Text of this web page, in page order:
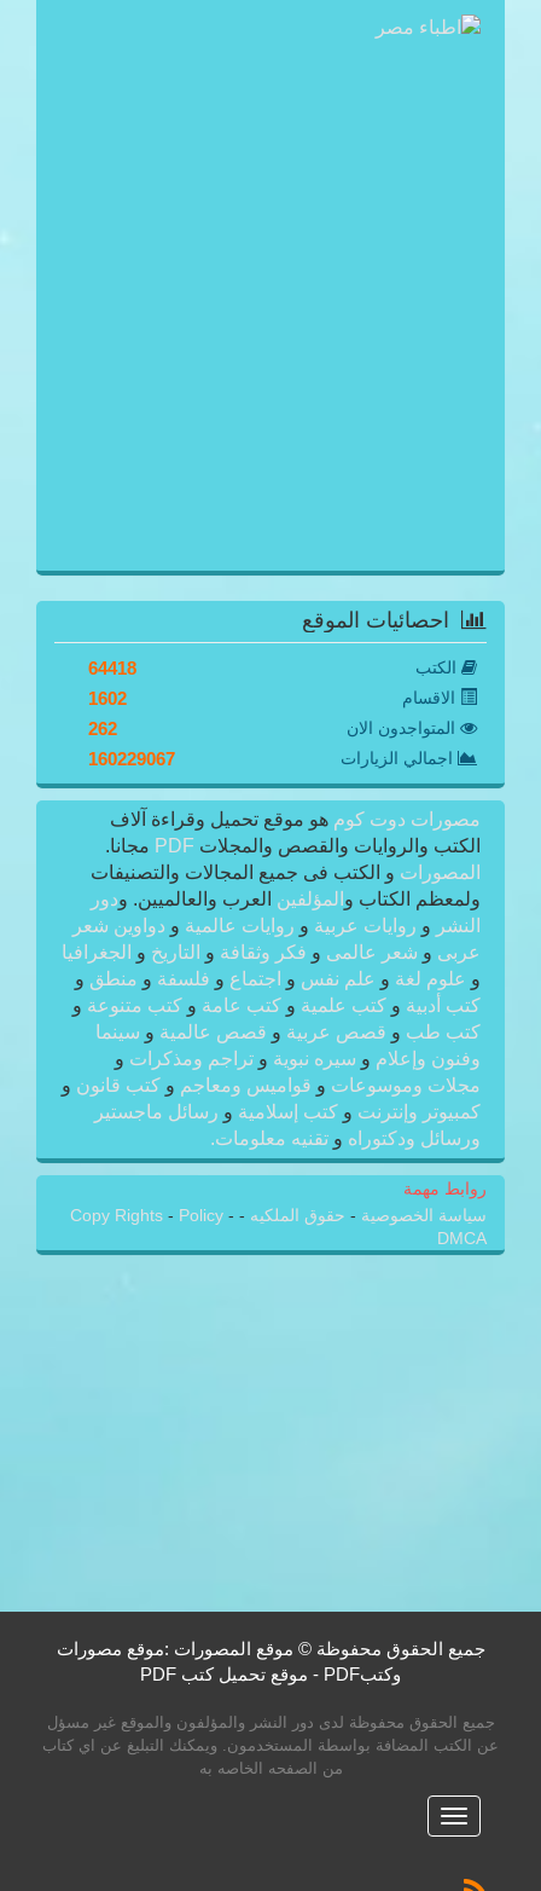
احصائيات الموقع
الكتب 64418
الاقسام 1602
المتواجدون الان 262
اجمالي الزيارات 160229067
مصورات دوت كوم هو موقع تحميل وقراءة آلاف
الكتب والروايات والقصص والمجلات PDF مجانا.
المصورات و الكتب فى جميع المجالات والتصنيفات
ولمعظم الكتاب و المؤلفين العرب والعالميين. ودور
النشر و روايات عربية و روايات عالمية و دواوين شعر
عربى و شعر عالمى و فكر وثقافة و التاريخ و الجغرافيا
و علوم لغة و علم نفس و اجتماع و فلسفة و منطق و
كتب أدبية و كتب علمية و كتب عامة و كتب متنوعة و
كتب طب و قصص عربية و قصص عالمية و سينما
وفنون وإعلام و سيره نبوية و تراجم ومذكرات و
مجلات وموسوعات و قواميس ومعاجم و كتب قانون و
كمبيوتر وإنترنت و كتب إسلامية و رسائل ماجستير
ورسائل ودكتوراه و تقنيه معلومات.
روابط مهمة
سياسة الخصوصية - حقوق الملكيه -
Copy Rights - Policy -
DMCA
جميع الحقوق محفوظة © موقع المصورات :موقع مصورات
وكتبPDF - موقع تحميل كتب PDF
جميع الحقوق محفوظة لدى دور النشر والمؤلفون والموقع غير مسؤل
عن الكتب المضافة بواسطة المستخدمون. ويمكنك التبليغ عن اي كتاب
من الصفحه الخاصه به
القائمه